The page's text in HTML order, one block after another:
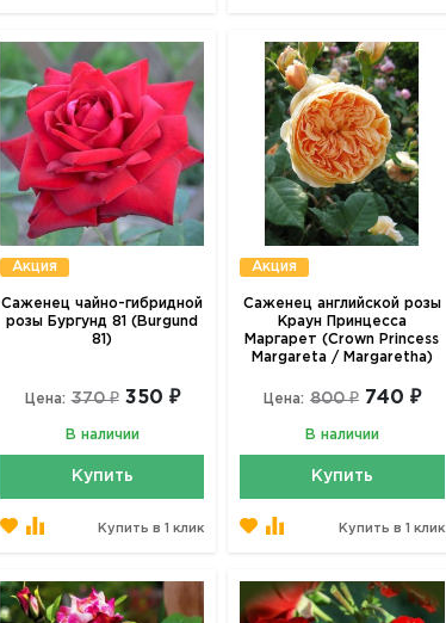
Акция
Саженец чайно-гибридной
розы Бургунд 81 (Burgund
81)
Цена: 370 ₽ 350 ₽
В наличии
Купить
Купить в 1 клик
Акция
Саженец английской розы
Краун Принцесса
Маргарет (Crown Princess
Margareta / Margaretha)
Цена: 800 ₽ 740 ₽
В наличии
Купить
Купить в 1 клик